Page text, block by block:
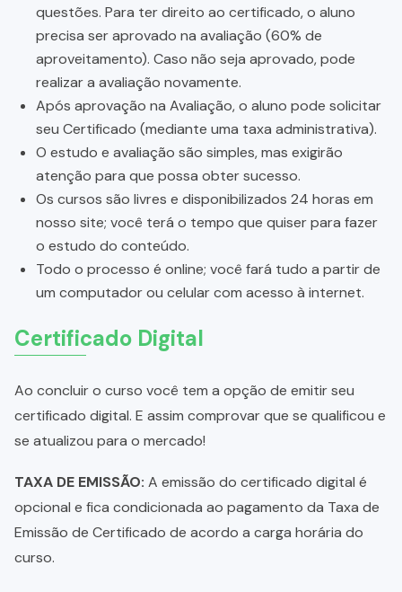
questões. Para ter direito ao certificado, o aluno
precisa ser aprovado na avaliação (60% de
aproveitamento). Caso não seja aprovado, pode
realizar a avaliação novamente.
Após aprovação na Avaliação, o aluno pode solicitar
seu Certificado (mediante uma taxa administrativa).
O estudo e avaliação são simples, mas exigirão
atenção para que possa obter sucesso.
Os cursos são livres e disponibilizados 24 horas em
nosso site; você terá o tempo que quiser para fazer
o estudo do conteúdo.
Todo o processo é online; você fará tudo a partir de
um computador ou celular com acesso à internet.
Certificado Digital
Ao concluir o curso você tem a opção de emitir seu
certificado digital. E assim comprovar que se qualificou e
se atualizou para o mercado!
TAXA DE EMISSÃO: A emissão do certificado digital é
opcional e fica condicionada ao pagamento da Taxa de
Emissão de Certificado de acordo a carga horária do
curso.